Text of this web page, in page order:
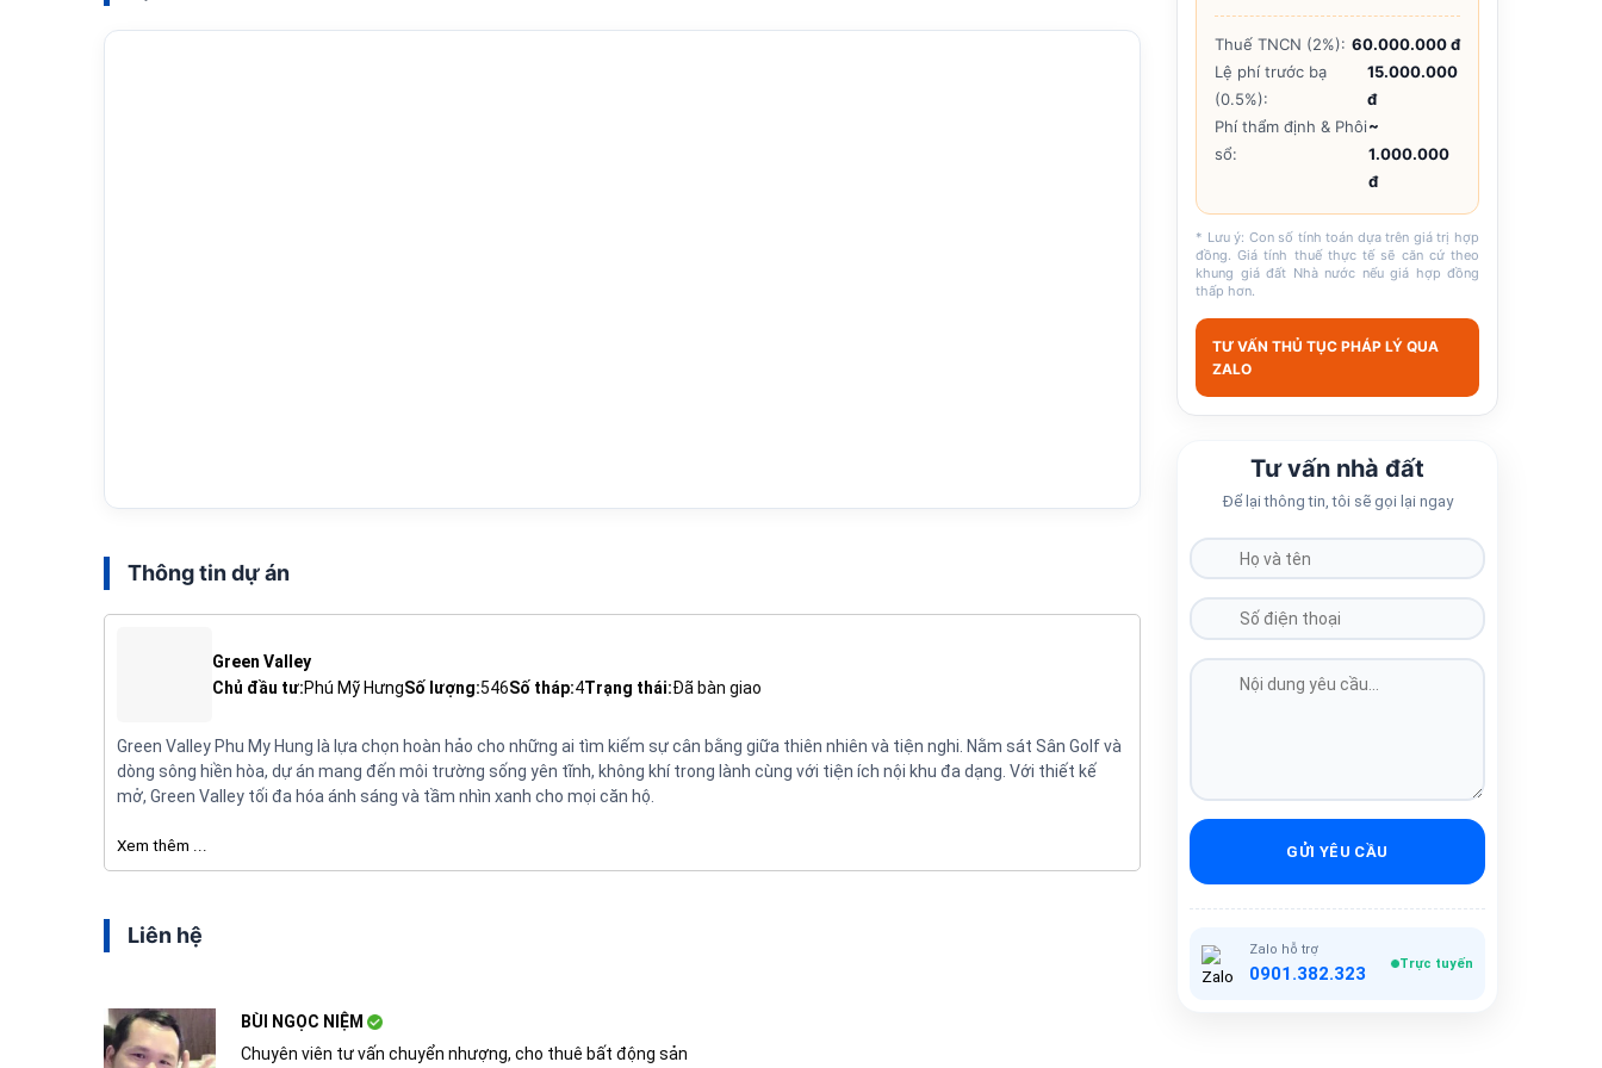
Thông tin dự án
Green Valley
Chủ đầu tư:Phú Mỹ HưngSố lượng:546Số tháp:4Trạng thái:Đã bàn giao
Green Valley Phu My Hung là lựa chọn hoàn hảo cho những ai tìm kiếm sự cân bằng giữa thiên nhiên và tiện nghi. Nằm sát Sân Golf và
dòng sông hiền hòa, dự án mang đến môi trường sống yên tĩnh, không khí trong lành cùng với tiện ích nội khu đa dạng. Với thiết kế
mở, Green Valley tối đa hóa ánh sáng và tầm nhìn xanh cho mọi căn hộ.
Xem thêm ...
Liên hệ
BÙI NGỌC NIỆM
Chuyên viên tư vấn chuyển nhượng, cho thuê bất động sản
Thuế TNCN (2%): 60.000.000 đ
Lệ phí trước bạ
(0.5%):
15.000.000
đ
Phí thẩm định & Phôi
sổ:
~
1.000.000
đ
* Lưu ý: Con số tính toán dựa trên giá trị hợp
đồng. Giá tính thuế thực tế sẽ căn cứ theo
khung giá đất Nhà nước nếu giá hợp đồng
thấp hơn.
TƯ VẤN THỦ TỤC PHÁP LÝ QUA
ZALO
Tư vấn nhà đất
Để lại thông tin, tôi sẽ gọi lại ngay
GỬI YÊU CẦU
Zalo hỗ trợ
0901.382.323 Trực tuyến